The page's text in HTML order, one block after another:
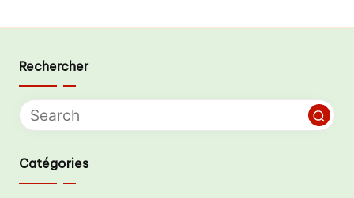
Rechercher
Catégories